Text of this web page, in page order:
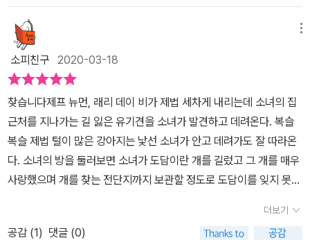
지를 데려오는 날그녀의 방에 이미 있던 강아지 침대로 쓰던 바구니
와 이름이 붙여진 개밥그릇이 그녀의 과거를 말해주지요. 빨간 공으
로 주워온 강아지와 놀아줄 수 없던 것도 그것이 추억의 물건이라는
것을 짐작케하구요.강아지와의 추억이 있기에 새로운 강아지에게 마
음을 주는 것이 더 조심스러웠을지도 모릅니다. 겨우 마음을 열고 자
신이 돌봐줄 강아지라고 여겼는데, 주인이 있는 강아지임을 알고 돌
려줘야한다는 사실을 거부하고 싶진 않았을까요.하지만 그럴 수 없었
던 것은 자신이 그 잃어버린 이를 찾는 마음을 알기에 기꺼이 그 마음
을 접을 수 있었을거에요.[찾습니다]잃어버린 강아지를 찾습니다.소
중한 추억을 찾습니다.행복했던 시간을 찾습니다.그건, 주인을 잃어
버린 강아지의 입장에서도 마찬가지 일거구요. ​소녀의 눈 빛 하나, 몸
짓 하나글 없는 책 속 그림의 비중은 글의 무게까지 더해서 더 묵직하
소피친구 2020-03-18
찾습니다제프 뉴먼, 래리 데이 비가 제법 세차게 내리는데 소녀의 집
근처를 지나가는 길 잃은 유기견을 소녀가 발견하고 데려온다. 복슬
복슬 제법 털이 많은 강아지는 낯선 소녀가 안고 데려가도 잘 따라온
다. 소녀의 방을 둘러보면 소녀가 도담이란 개를 길렀고 그 개를 매우
사랑했으며 개를 찾는 전단지까지 보관할 정도로 도담이를 잊지 못하
시보호를 자청한다. 도담이가 좋아한 장난감을 길 잃은 강아지가 가
지고 놀려고 하자 못하게 하지만 돌보는 과정에서 강아지를 사랑하게
더보기
공감 (1) 댓글 (0)